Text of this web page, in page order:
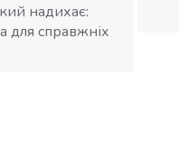
надихає:
для справжніх